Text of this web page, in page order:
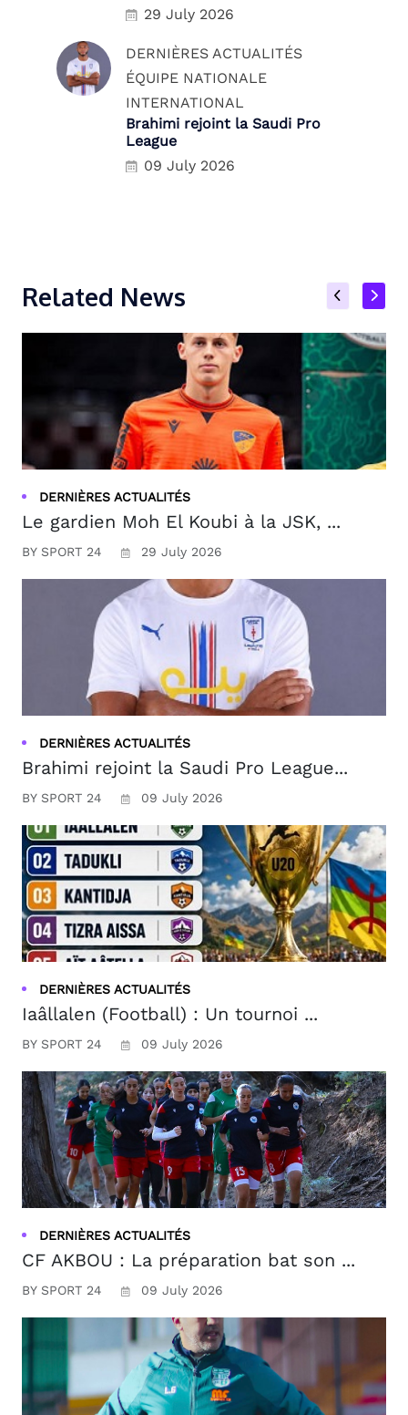
29 July 2026
DERNIÈRES ACTUALITÉS
ÉQUIPE NATIONALE
INTERNATIONAL
Brahimi rejoint la Saudi Pro
League
09 July 2026
Related News
DERNIÈRES ACTUALITÉS
Le gardien Moh El Koubi à la JSK, ...
BY SPORT 24 29 July 2026
DERNIÈRES ACTUALITÉS
Brahimi rejoint la Saudi Pro League...
BY SPORT 24 09 July 2026
DERNIÈRES ACTUALITÉS
Iaâllalen (Football) : Un tournoi ...
BY SPORT 24 09 July 2026
DERNIÈRES ACTUALITÉS
CF AKBOU : La préparation bat son ...
BY SPORT 24 09 July 2026